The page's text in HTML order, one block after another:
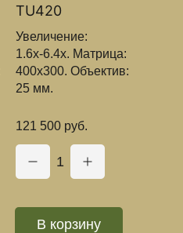
TU420
Увеличение:
1.6х-6.4х. Матрица:
400x300. Объектив:
25 мм.
121 500 руб.
1
В корзину